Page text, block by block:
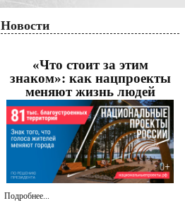
Новости
«Что стоит за этим
знаком»: как нацпроекты
меняют жизнь людей
Подробнее...